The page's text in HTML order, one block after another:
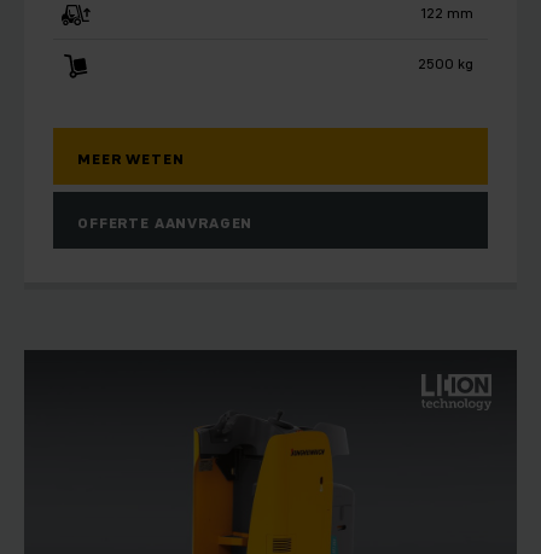
122 mm
2500 kg
MEER WETEN
OFFERTE AANVRAGEN